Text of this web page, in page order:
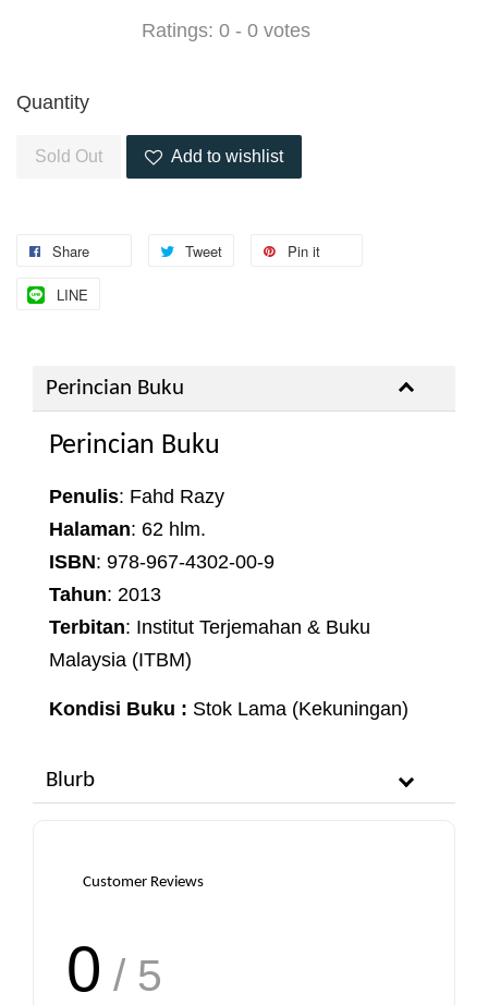
Ratings: 0 - 0 votes
Quantity
Sold Out Add to wishlist
Share Tweet Pin it
LINE
Perincian Buku
Perincian Buku
Penulis: Fahd Razy
Halaman: 62 hlm.
ISBN: 978-967-4302-00-9
Tahun: 2013
Terbitan: Institut Terjemahan & Buku
Malaysia (ITBM)
Kondisi Buku : Stok Lama (Kekuningan)
Blurb
Customer Reviews
0 / 5